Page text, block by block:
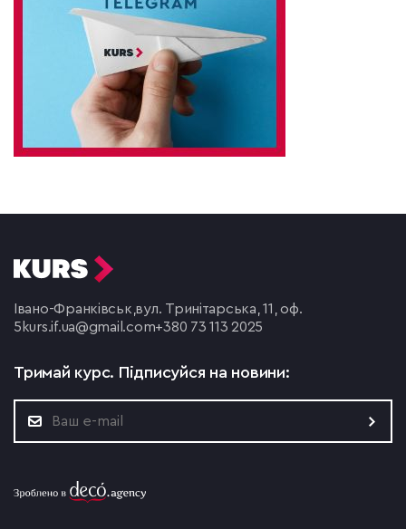
Івано-Франківськ, вул. Тринітарська, 11, оф.
5 kurs.if.ua@gmail.com+380 73 113 2025
Тримай курс. Підписуйся на новини: